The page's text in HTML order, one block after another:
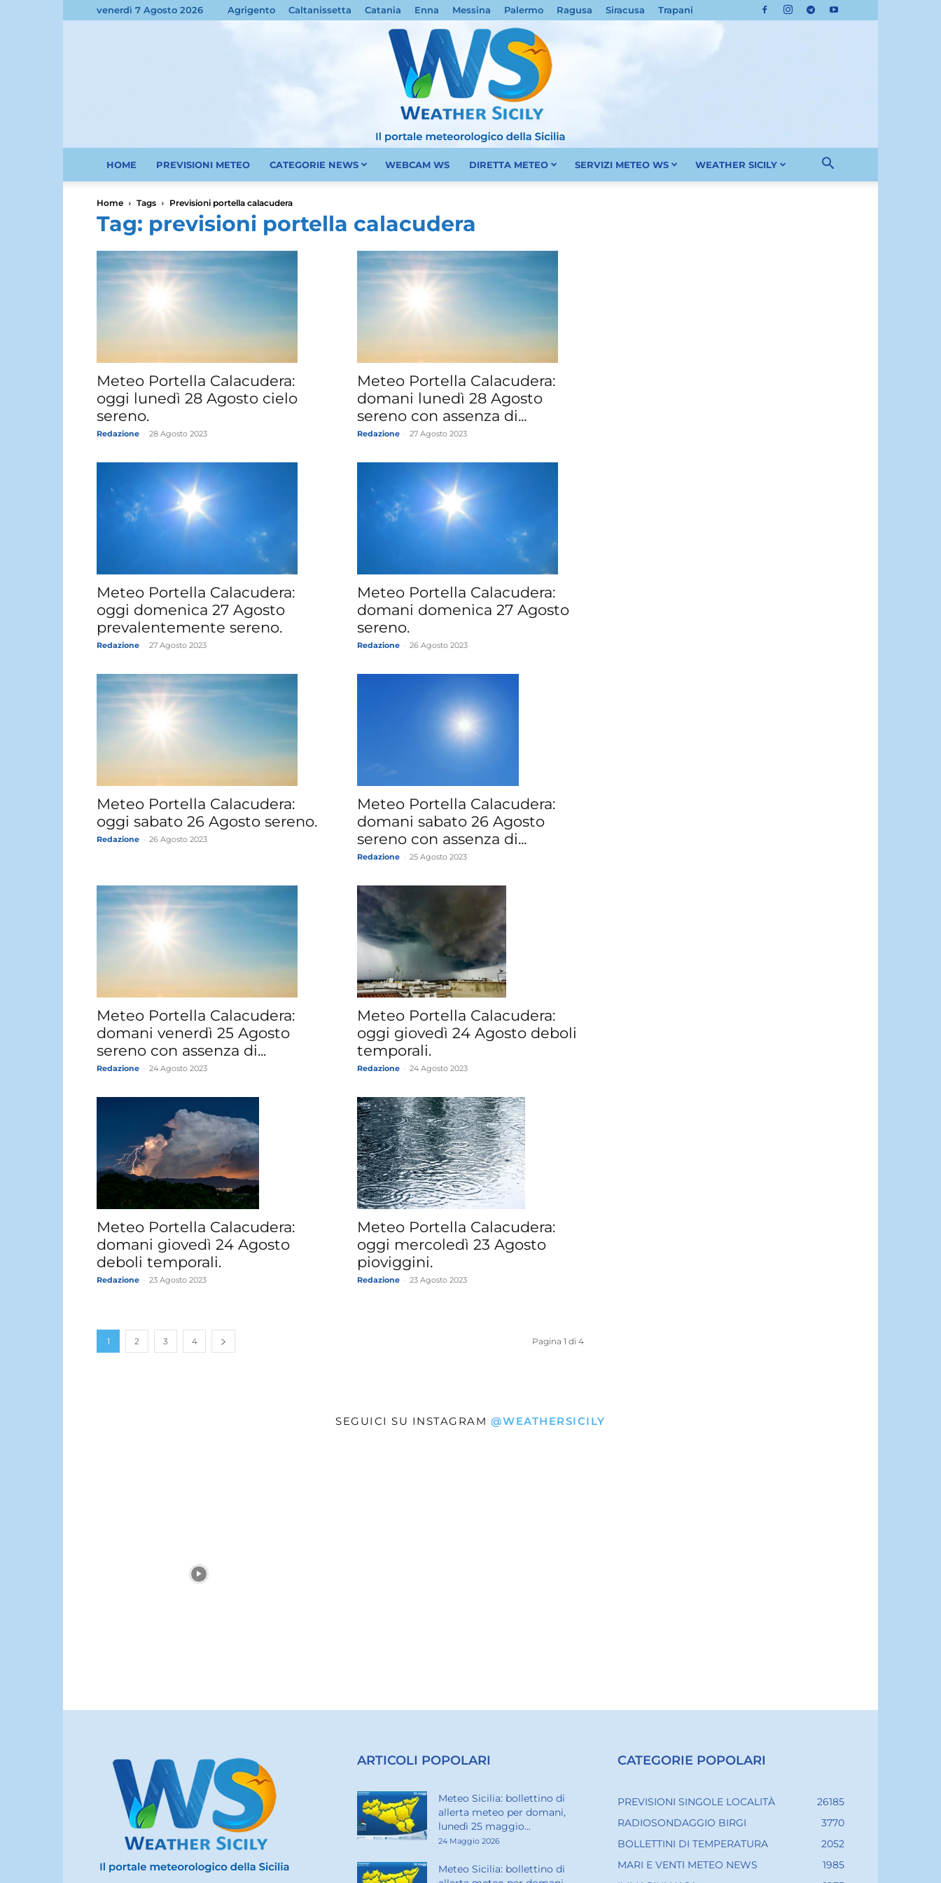
venerdì 7 Agosto 2026 Agrigento Caltanissetta Catania Enna Messina Palermo Ragusa Siracusa Trapani
»
Weather
HOME PREVISIONI METEO CATEGORIE NEWS WEBCAM WS DIRETTA METEO SERVIZI METEO WS WEATHER SICILY
Home Tags Previsioni portella calacudera
Tag: previsioni portella calacudera
Meteo Portella Calacudera:
oggi lunedì 28 Agosto cielo
sereno.
Redazione 28 Agosto 2023
Meteo Portella Calacudera:
domani lunedì 28 Agosto
sereno con assenza di...
Redazione 27 Agosto 2023
Meteo Portella Calacudera:
oggi domenica 27 Agosto
prevalentemente sereno.
Redazione 27 Agosto 2023
Meteo Portella Calacudera:
domani domenica 27 Agosto
sereno.
Redazione 26 Agosto 2023
Meteo Portella Calacudera:
oggi sabato 26 Agosto sereno.
Redazione 26 Agosto 2023
Meteo Portella Calacudera:
domani sabato 26 Agosto
sereno con assenza di...
Redazione 25 Agosto 2023
Meteo Portella Calacudera:
domani venerdì 25 Agosto
sereno con assenza di...
Redazione 24 Agosto 2023
Meteo Portella Calacudera:
oggi giovedì 24 Agosto deboli
temporali.
Redazione 24 Agosto 2023
Meteo Portella Calacudera:
domani giovedì 24 Agosto
deboli temporali.
Redazione 23 Agosto 2023
Meteo Portella Calacudera:
oggi mercoledì 23 Agosto
pioviggini.
Redazione 23 Agosto 2023
1 2 3 4 Pagina 1 di 4
SEGUICI SU INSTAGRAM @WEATHERSICILY
ARTICOLI POPOLARI
Meteo Sicilia: bollettino di
allerta meteo per domani,
lunedì 25 maggio...
24 Maggio 2026
Meteo Sicilia: bollettino di
CATEGORIE POPOLARI
PREVISIONI SINGOLE LOCALITÀ
26185
RADIOSONDAGGIO BIRGI
3770
BOLLETTINI DI TEMPERATURA
2052
MARI E VENTI METEO NEWS
1985